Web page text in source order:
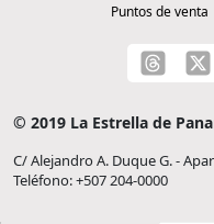
Puntos de venta
© 2019 La Estrella de
C/ Alejandro A. Duque G. -
Teléfono: +507 204-0000